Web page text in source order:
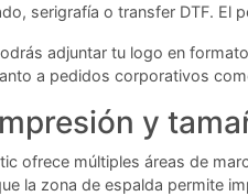
serigrafía o transfer DTF. El
adjuntar tu logo en
a pedidos corporativos
y
ofrece múltiples áreas de
la zona de espalda permite